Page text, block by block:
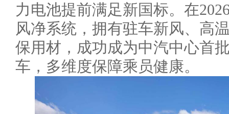
力电池提前满足新国标。在
风净系统，拥有驻车新风、高
保用材，成功成为中汽中心首
车，多维度保障乘员健康。